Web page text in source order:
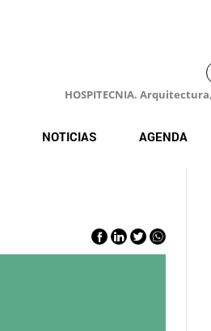
HOSPITECNIA.
NOTICIAS AGENDA